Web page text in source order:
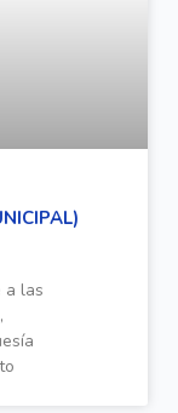
a las